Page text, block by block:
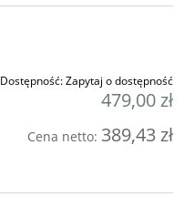
Dostępność:Zapytaj o dostępność
479,00 zł
Cena netto: 389,43 zł